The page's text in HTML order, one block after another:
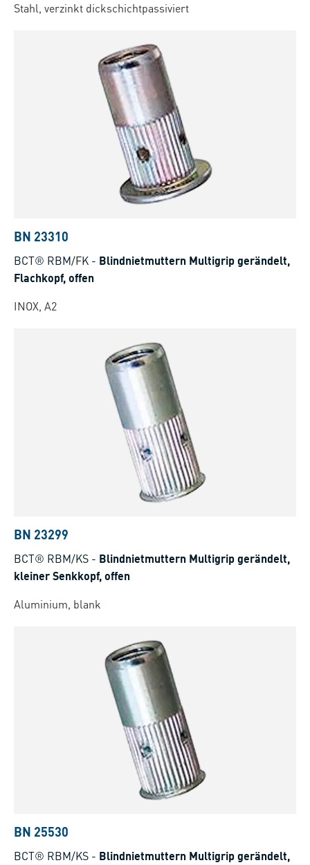
Stahl, verzinkt dickschichtpassiviert
BN 23310
BCT® RBM/FK - Blindnietmuttern Multigrip gerändelt,
Flachkopf, offen
INOX, A2
BN 23299
BCT® RBM/KS - Blindnietmuttern Multigrip gerändelt,
kleiner Senkkopf, offen
Aluminium, blank
BN 25530
BCT® RBM/KS - Blindnietmuttern Multigrip gerändelt,